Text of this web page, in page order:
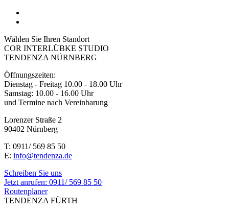
Wählen Sie Ihren Standort
COR INTERLÜBKE STUDIO
TENDENZA NÜRNBERG
Öffnungszeiten:
Dienstag - Freitag 10.00 - 18.00 Uhr
Samstag: 10.00 - 16.00 Uhr
und Termine nach Vereinbarung
Lorenzer Straße 2
90402 Nürnberg
T: 0911/ 569 85 50
E: info@tendenza.de
Schreiben Sie uns
Jetzt anrufen: 0911/ 569 85 50
Routenplaner
TENDENZA FÜRTH